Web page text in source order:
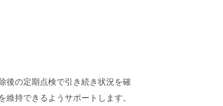
後の定期点検で引き続き状況を確
持できるようサポートします。